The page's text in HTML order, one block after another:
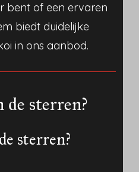
bent of een ervaren
biedt duidelijke
in ons aanbod.
de sterren?
sterren?